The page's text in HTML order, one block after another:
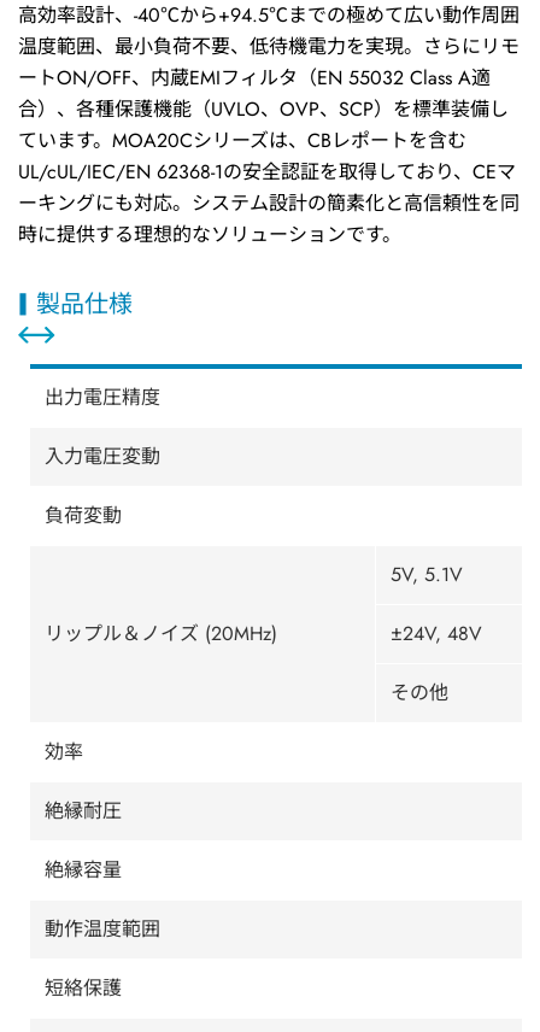
高効率設計、-40℃から+94.5℃までの極めて広い動作周囲
温度範囲、最小負荷不要、低待機電力を実現。さらにリモ
ートON/OFF、内蔵EMIフィルタ（EN 55032 Class A適
合）、各種保護機能（UVLO、OVP、SCP）を標準装備し
ています。MOA20Cシリーズは、CBレポートを含む
UL/cUL/IEC/EN 62368-1の安全認証を取得しており、CEマ
ーキングにも対応。システム設計の簡素化と高信頼性を同
時に提供する理想的なソリューションです。
製品仕様
出力電圧精度
入力電圧変動
負荷変動
リップル＆ノイズ (20MHz)
5V, 5.1V
±24V, 48V
その他
効率
絶縁耐圧
絶縁容量
動作温度範囲
短絡保護